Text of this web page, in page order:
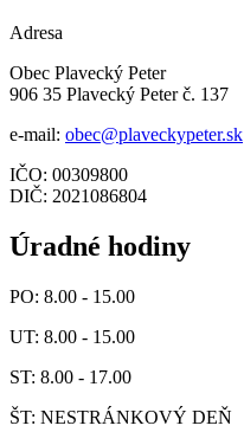
Adresa
Obec Plavecký Peter
906 35 Plavecký Peter č. 137
e-mail: obec@plaveckypeter.sk
IČO: 00309800
DIČ: 2021086804
Úradné hodiny
PO: 8.00 - 15.00
UT: 8.00 - 15.00
ST: 8.00 - 17.00
ŠT: NESTRÁNKOVÝ DEŇ